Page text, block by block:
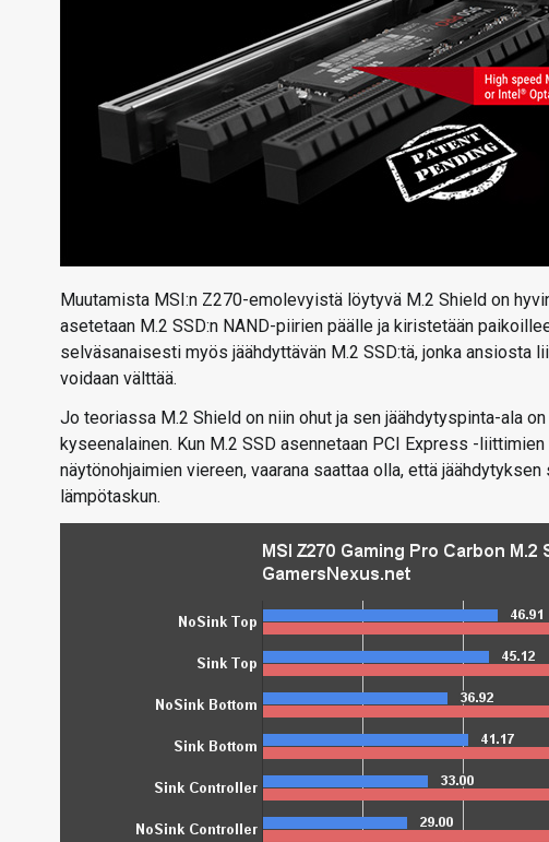
Muutamista MSI:n Z270-emolevyistä löytyvä M.2 Shield on
asetetaan M.2 SSD:n NAND-piirien päälle ja kiristetään
selväsanaisesti myös jäähdyttävän M.2 SSD:tä, jonka ansiosta
voidaan välttää.
Jo teoriassa M.2 Shield on niin ohut ja sen jäähdytyspinta-ala
kyseenalainen. Kun M.2 SSD asennetaan PCI Express -
näytönohjaimien viereen, vaarana saattaa olla, että
lämpötaskun.